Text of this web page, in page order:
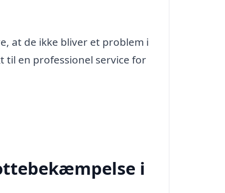
at de ikke bliver et problem i
en professionel service for
i